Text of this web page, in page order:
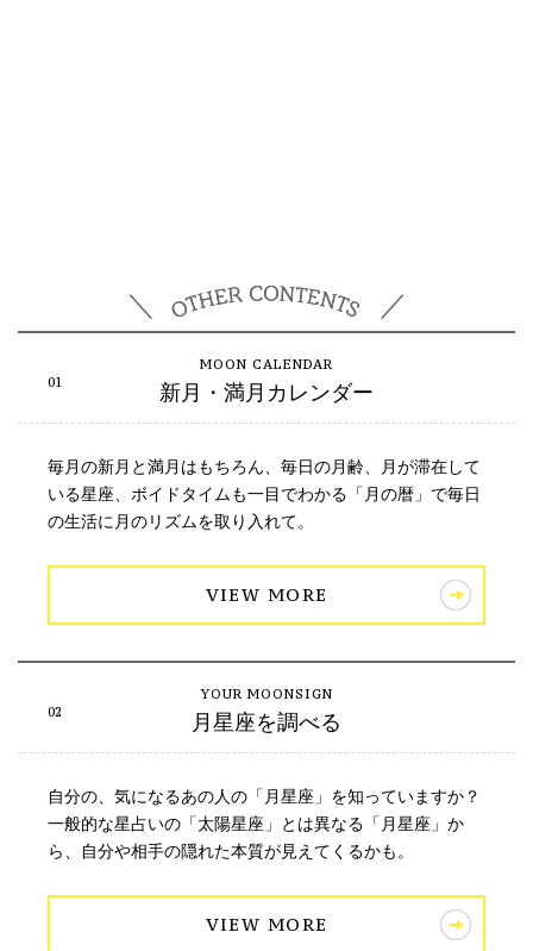
新月・満月カレンダー
毎月の新月と満月はもちろん、毎日の月齢、月が滞在して
いる星座、ボイドタイムも一目でわかる「月の暦」で毎日
の生活に月のリズムを取り入れて。
VIEW MORE
月星座を調べる
自分の、気になるあの人の「月星座」を知っていますか？
一般的な星占いの「太陽星座」とは異なる「月星座」か
ら、自分や相手の隠れた本質が見えてくるかも。
VIEW MORE